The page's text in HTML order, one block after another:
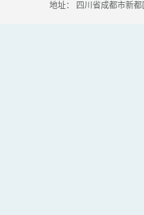
地址： 四川省成都市新都